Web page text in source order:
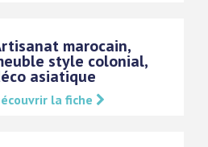
marocain,
style colonial,
asiatique
la fiche